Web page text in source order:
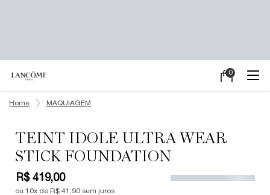
Meu
0
0 product in
Home
MAQUIAGEM
TEINT IDOLE ULTRA WEAR
STICK FOUNDATION
R$ 419,00
ou 10x de R$ 41,90 sem juros